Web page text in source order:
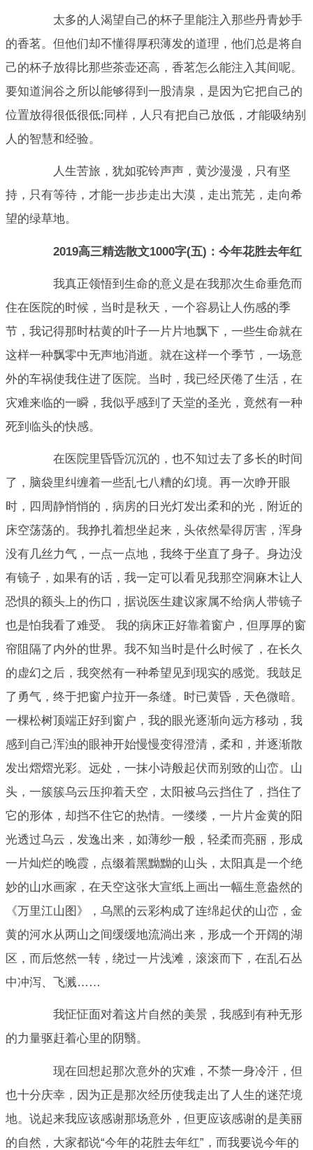
太多的人渴望自己的杯子里能注入那些丹青妙手
的香茗。但他们却不懂得厚积薄发的道理，他们总是将自
己的杯子放得比那些茶壶还高，香茗怎么能注入其间呢。
要知道涧谷之所以能够得到一股清泉，是因为它把自己的
位置放得很低很低;同样，人只有把自己放低，才能吸纳别
人的智慧和经验。
人生苦旅，犹如驼铃声声，黄沙漫漫，只有坚
持，只有等待，才能一步步走出大漠，走出荒芜，走向希
望的绿草地。
2019高三精选散文1000字(五)：今年花胜去年红
我真正领悟到生命的意义是在我那次生命垂危而
住在医院的时候，当时是秋天，一个容易让人伤感的季
节，我记得那时枯黄的叶子一片片地飘下，一些生命就在
这样一种飘零中无声地消逝。就在这样一个季节，一场意
外的车祸使我住进了医院。当时，我已经厌倦了生活，在
灾难来临的一瞬，我似乎感到了天堂的圣光，竟然有一种
死到临头的快感。
在医院里昏昏沉沉的，也不知过去了多长的时间
了，脑袋里纠缠着一些乱七八糟的幻境。再一次睁开眼
时，四周静悄悄的，病房的日光灯发出柔和的光，附近的
床空荡荡的。我挣扎着想坐起来，头依然晕得厉害，浑身
没有几丝力气，一点一点地，我终于坐直了身子。身边没
有镜子，如果有的话，我一定可以看见我那空洞麻木让人
恐惧的额头上的伤口，据说医生建议家属不给病人带镜子
也是怕我看了难受。 我的病床正好靠着窗户，但厚厚的窗
帘阻隔了内外的世界。我不知当时是什么时候了，在长久
的虚幻之后，我突然有一种希望见到现实的感觉。我鼓足
了勇气，终于把窗户拉开一条缝。时已黄昏，天色微暗。
一棵松树顶端正好到窗户，我的眼光逐渐向远方移动，我
感到自己浑浊的眼神开始慢慢变得澄清，柔和，并逐渐散
发出熠熠光彩。远处，一抹小诗般起伏而别致的山峦。山
头，一簇簇乌云压抑着天空，太阳被乌云挡住了，挡住了
它的形体，却挡不住它的热情。一缕缕，一片片金黄的阳
光透过乌云，发逸出来，如薄纱一般，轻柔而亮丽，形成
一片灿烂的晚霞，点缀着黑黝黝的山头，太阳真是一个绝
妙的山水画家，在天空这张大宣纸上画出一幅生意盎然的
《万里江山图》，乌黑的云彩构成了连绵起伏的山峦，金
黄的河水从两山之间缓缓地流淌出来，形成一个开阔的湖
区，而后悠然一转，绕过一片浅滩，滚滚而下，在乱石丛
中冲泻、飞溅……
我怔怔面对着这片自然的美景，我感到有种无形
的力量驱赶着心里的阴翳。
现在回想起那次意外的灾难，不禁一身冷汗，但
也十分庆幸，因为正是那次经历使我走出了人生的迷茫境
地。说起来我应该感谢那场意外，但更应该感谢的是美丽
的自然，大家都说“今年的花胜去年红”，而我要说今年的